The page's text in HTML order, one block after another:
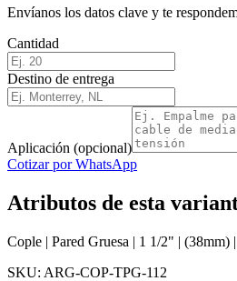
Envíanos los datos clave y te
Cantidad
Destino de entrega
Aplicación (opcional)
Cotizar por WhatsApp
Atributos de esta
Cople | Pared Gruesa | 1 1/2" | (38mm)
SKU: ARG-COP-TPG-112